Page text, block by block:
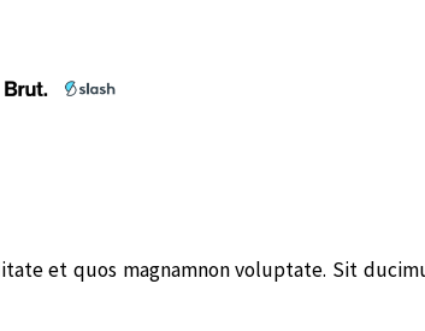
et quos magnamnon voluptate. Sit